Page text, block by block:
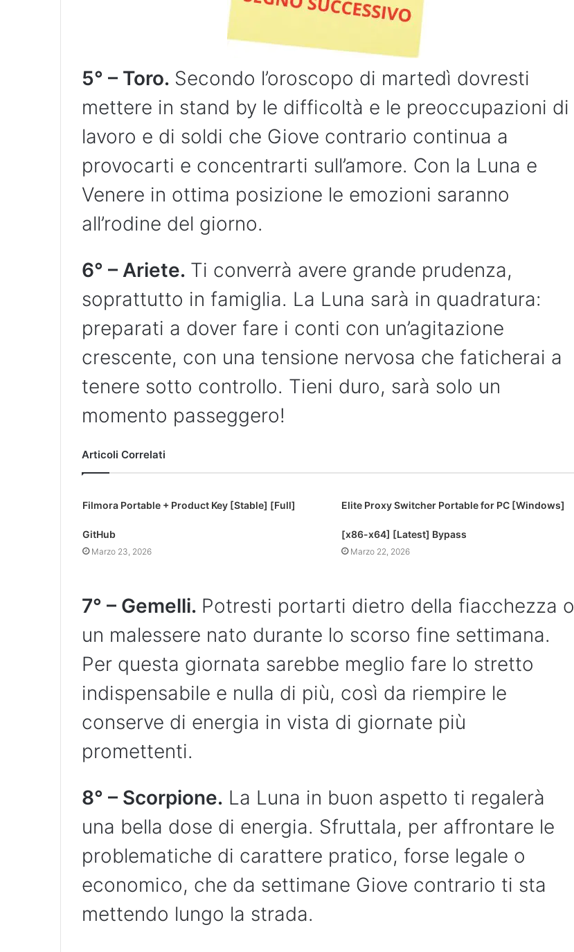
5° – Toro. Secondo l’oroscopo di martedì dovresti
mettere in stand by le difficoltà e le preoccupazioni di
lavoro e di soldi che Giove contrario continua a
provocarti e concentrarti sull’amore. Con la Luna e
Venere in ottima posizione le emozioni saranno
all’rodine del giorno.
6° – Ariete. Ti converrà avere grande prudenza,
soprattutto in famiglia. La Luna sarà in quadratura:
preparati a dover fare i conti con un’agitazione
crescente, con una tensione nervosa che faticherai a
tenere sotto controllo. Tieni duro, sarà solo un
momento passeggero!
Articoli Correlati
Filmora Portable + Product Key [Stable] [Full]
GitHub
Marzo 23, 2026
Elite Proxy Switcher Portable for PC [Windows]
[x86-x64] [Latest] Bypass
Marzo 22, 2026
7° – Gemelli. Potresti portarti dietro della fiacchezza o
un malessere nato durante lo scorso fine settimana.
Per questa giornata sarebbe meglio fare lo stretto
indispensabile e nulla di più, così da riempire le
conserve di energia in vista di giornate più
promettenti.
8° – Scorpione. La Luna in buon aspetto ti regalerà
una bella dose di energia. Sfruttala, per affrontare le
problematiche di carattere pratico, forse legale o
economico, che da settimane Giove contrario ti sta
mettendo lungo la strada.